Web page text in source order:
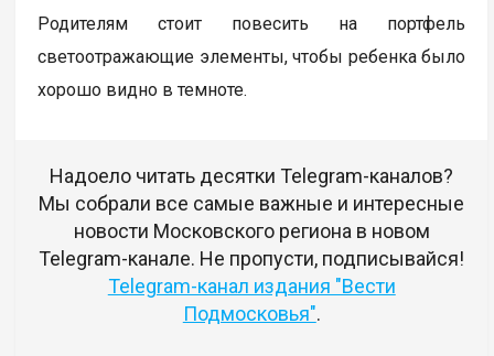
Родителям стоит повесить на портфель
светоотражающие элементы, чтобы ребенка было
хорошо видно в темноте.
Надоело читать десятки Telegram-каналов?
Мы собрали все самые важные и интересные
новости Московского региона в новом
Telegram-канале. Не пропусти, подписывайся!
Telegram-канал издания "Вести
Подмосковья".